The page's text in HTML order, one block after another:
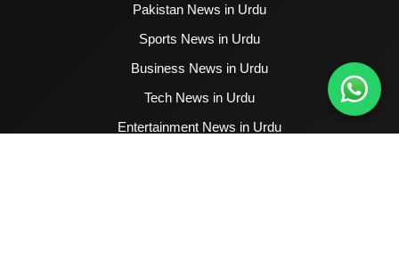
Pakistan News in Urdu
Sports News in Urdu
Business News in Urdu
Tech News in Urdu
Entertainment News in Urdu